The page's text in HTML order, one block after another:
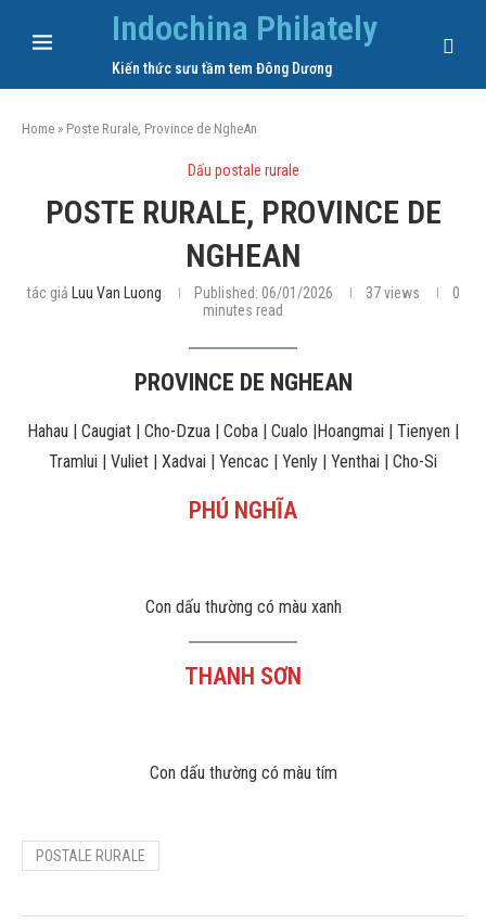
Indochina Philately
Kiến thức sưu tầm tem Đông Dương
Home » Poste Rurale, Province de NgheAn
Dấu postale rurale
POSTE RURALE, PROVINCE DE
NGHEAN
tác giả Luu Van Luong Published: 06/01/2026 37views
0
minutes read
PROVINCE DE NGHEAN
Hahau | Caugiat | Cho-Dzua | Coba | Cualo |Hoangmai | Tienyen |
Tramlui | Vuliet | Xadvai | Yencac | Yenly | Yenthai | Cho-Si
PHÚ NGHĨA
Con dấu thường có màu xanh
THANH SƠN
Con dấu thường có màu tím
POSTALE RURALE